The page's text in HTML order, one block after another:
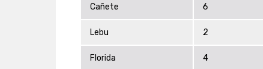
Cañete 6
Lebu 2
Florida 4